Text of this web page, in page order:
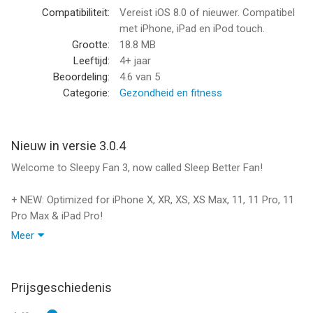
car ventilation.
+ Real fans recorded with high-end professional equipment.
+ Mix in and tweak white, pink and brown noise.
+ Taptanium Certified Quality Audio.
+ Sleep timer with soft fade out. Energy-efficient.
+ Universal app for iPhone and iPad.
+ High-quality app from the creator of premium-grade nature
audio apps Thunderspace, Windy, Sunny, Away, Flowing, Rainy
≈ Questions? ≈
Tweet @taptanium or email franz taptanium com.
Sleep Better Fan ~ White Noise van Franz Bruckhoff is een app
Compatibiliteit:
Vereist iOS 8.0 of nieuwer. Compatibel
met iPhone, iPad en iPod touch.
Grootte:
18.8 MB
Leeftijd:
4+ jaar
Beoordeling:
4.6 van 5
Categorie:
Gezondheid en fitness
Nieuw in versie 3.0.4
Welcome to Sleepy Fan 3, now called Sleep Better Fan!
+ NEW: Optimized for iPhone X, XR, XS, XS Max, 11, 11 Pro, 11
Pro Max & iPad Pro!
now available for pre-order. Check it out today & sleep great
tonight!
Meer
Prijsgeschiedenis